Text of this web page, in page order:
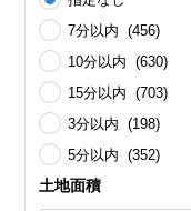
7分以内 (456)
10分以内 (630)
15分以内 (703)
3分以内 (198)
5分以内 (352)
土地面積